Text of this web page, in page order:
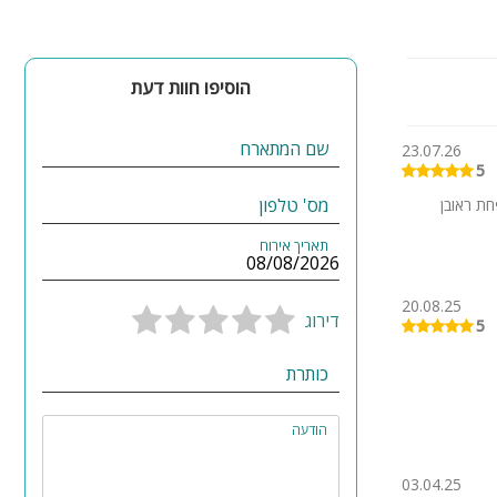
23.07.26
5
ראובן
20.08.25
5
03.04.25
הוסיפו חוות דעת
שם המתארח
מס' טלפון
תאריך אירוח
דירוג
כותרת
הודעה